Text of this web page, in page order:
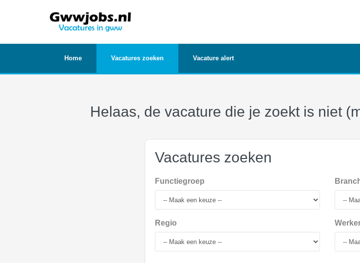
Home Vacatures zoeken Vacature alert
Helaas, de vacature die je zoekt is niet
Vacatures zoeken
Functiegroep
Regio